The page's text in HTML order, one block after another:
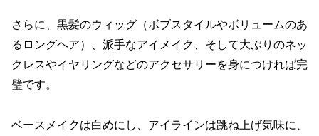
さらに、黒髪のウィッグ（ボブスタイルやボリュームのあ
るロングヘア）、派手なアイメイク、そして大ぶりのネッ
クレスやイヤリングなどのアクセサリーを身につければ完
璧です。
ベースメイクは白めにし、アイラインは跳ね上げ気味に、